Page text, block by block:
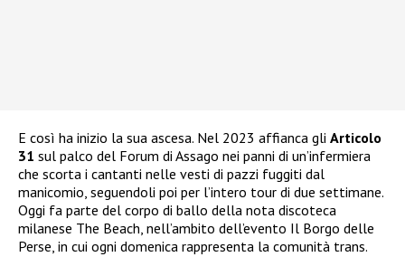
E così ha inizio la sua ascesa. Nel 2023 affianca gli Articolo
31 sul palco del Forum di Assago nei panni di un’infermiera
che scorta i cantanti nelle vesti di pazzi fuggiti dal
manicomio, seguendoli poi per l’intero tour di due settimane.
Oggi fa parte del corpo di ballo della nota discoteca
milanese The Beach, nell’ambito dell’evento Il Borgo delle
Perse, in cui ogni domenica rappresenta la comunità trans.